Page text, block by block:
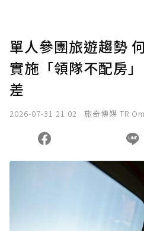
您當前剩餘 U 利點數：0
單人參團旅遊趨勢
實施「領隊不配房
差
2026-07-31 21:02 旅奇傳媒 TR